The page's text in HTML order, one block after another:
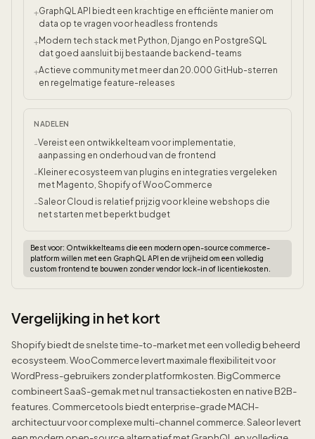
+GraphQL API biedt een krachtige en efficiënte manier om
data op te vragen voor headless frontends
+Modern tech stack met Python, Django en PostgreSQL
dat goed aansluit bij bestaande backend-teams
+Actieve community met meer dan 20.000 GitHub-sterren
en regelmatige feature-releases
NADELEN
-Vereist een ontwikkelteam voor implementatie,
aanpassing en onderhoud van de frontend
- Kleiner ecosysteem van plugins en integraties vergeleken
met Magento, Shopify of WooCommerce
-Saleor Cloud is relatief prijzig voor kleine webshops die
net starten met beperkt budget
Best voor: Ontwikkelteams die een modern open-source commerce-
platform willen met een GraphQL API en de vrijheid om een volledig
custom frontend te bouwen zonder vendor lock-in of licentiekosten.
Vergelijking in het kort
Shopify biedt de snelste time-to-market met een volledig beheerd
ecosysteem. WooCommerce levert maximale flexibiliteit voor
WordPress-gebruikers zonder platformkosten. BigCommerce
combineert SaaS-gemak met nul transactiekosten en native B2B-
features. Commercetools biedt enterprise-grade MACH-
architectuur voor complexe multi-channel commerce. Saleor levert